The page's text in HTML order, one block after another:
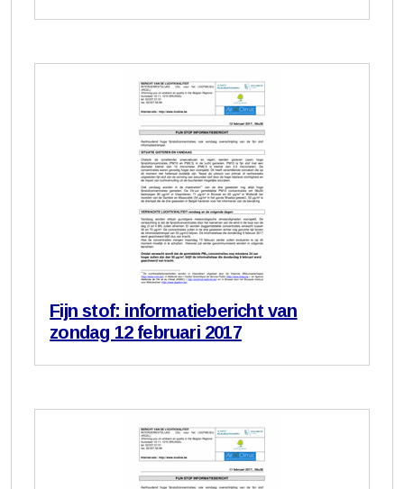
Fijn stof: informatiebericht van
zondag 12 februari 2017